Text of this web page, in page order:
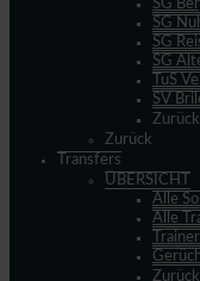
SG
SG
SG
SG
TuS
SV
Zurück
Zurück
Transfers
ÜBERSICHT
Alle
Alle
Zurück